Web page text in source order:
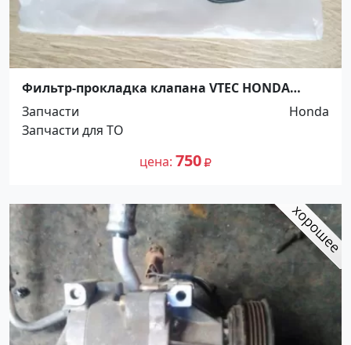
Фильтр-прокладка клапана VTEC HONDA
Япония Краснодар
Запчасти
Honda
Запчасти для ТО
цена 750